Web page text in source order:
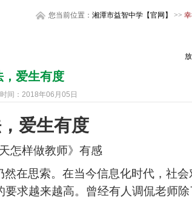
您当前位置： 湘潭市益智中学【官网】 >>
，爱生有度
间：2018年06月05日
爱生有度
怎样做教师》有感
在思索。 在当今信息化时代 ， 社会
求越来越高。曾经有人调侃老师